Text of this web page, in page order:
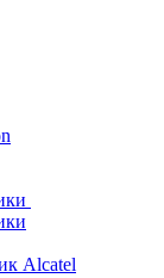
Alcatel